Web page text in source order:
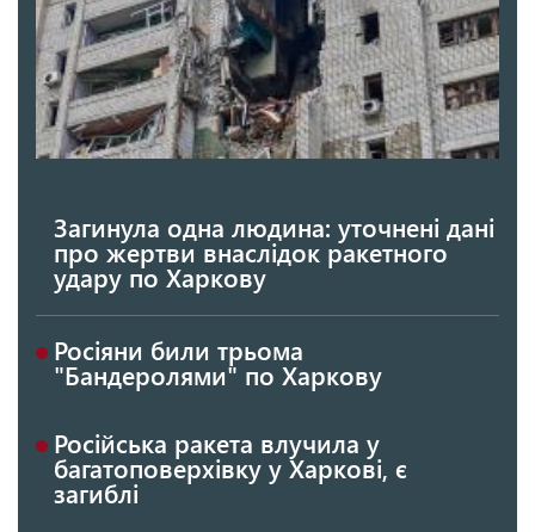
Загинула одна людина: уточнені дані
про жертви внаслідок ракетного
удару по Харкову
Росіяни били трьома
"Бандеролями" по Харкову
Російська ракета влучила у
багатоповерхівку у Харкові, є
загиблі